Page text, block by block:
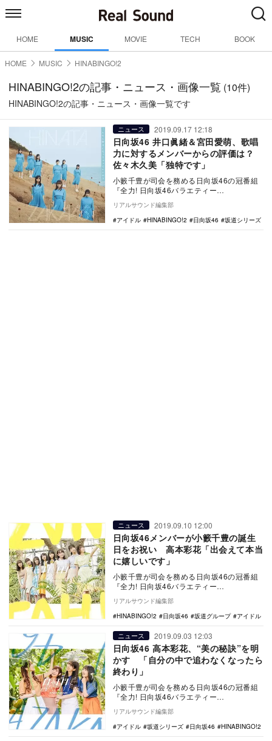
HOME MUSIC MOVIE TECH BOOK
HOME MUSIC HINABINGO!2
HINABINGO!2の記事・ニュース・画像一覧 (10件)
HINABINGO!2の記事・ニュース・画像一覧です
ニュース 2019.09.17 12:18
日向坂46 井口眞緒＆宮田愛萌、歌唱
力に対するメンバーからの評価は？
佐々木久美「独特です」
小籔千豊が司会を務める日向坂46の冠番組
『全力! 日向坂46バラエティー
HINABINGO!2』（日本テレビ系）が、9月
16日…
リアルサウンド編集部
アイドル
HINABINGO!2 日向坂46 坂道シリーズ
ニュース 2019.09.10 12:00
日向坂46メンバーが小籔千豊の誕生
日をお祝い 高本彩花「出会えて本当
に嬉しいです」
小籔千豊が司会を務める日向坂46の冠番組
『全力! 日向坂46バラエティー
HINABINGO!2』（日本テレビ系）が、9月9
日に…
リアルサウンド編集部
HINABINGO!2
日向坂46 坂道グループ アイドル
ニュース 2019.09.03 12:03
日向坂46 高本彩花、“美の秘訣”を明
かす 「自分の中で追わなくなったら
終わり」
小籔千豊が司会を務める日向坂46の冠番組
『全力! 日向坂46バラエティー
HINABINGO!2』（日本テレビ系）が、9月2
日に…
リアルサウンド編集部
アイドル
坂道シリーズ 日向坂46 HINABINGO!2